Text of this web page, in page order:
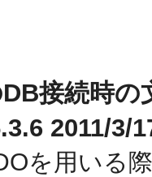
接続時
2011/3/
を用いる